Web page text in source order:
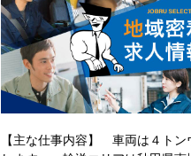
【主な仕事内容】 車両は４トン